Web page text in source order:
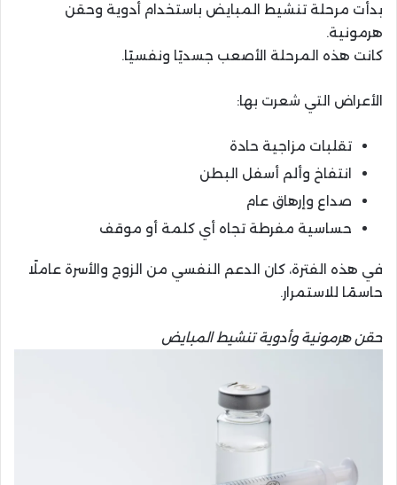
بدأت مرحلة تنشيط المبايض باستخدام أدوية وحقن
هرمونية.
كانت هذه المرحلة الأصعب جسديًا ونفسيًا.
الأعراض التي شعرت بها:
تقلبات مزاجية حادة
انتفاخ وألم أسفل البطن
صداع وإرهاق عام
حساسية مفرطة تجاه أي كلمة أو موقف
في هذه الفترة، كان الدعم النفسي من الزوج والأسرة عاملًا
حاسمًا للاستمرار.
حقن هرمونية وأدوية تنشيط المبايض